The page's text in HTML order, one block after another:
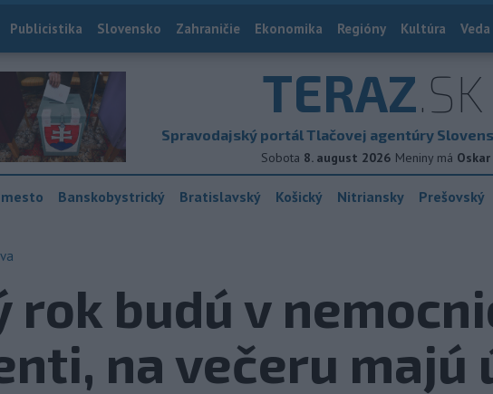
Publicistika Slovensko Zahraničie Ekonomika Regióny Kultúra Veda
TERAZ.SK
Spravodajský portál Tlačovej agentúry
Sobota 8. august 2026 Meniny má Oskar
Banskobystrický Bratislavský Košický Nitriansky Prešovský
rok budú v
na večeru majú